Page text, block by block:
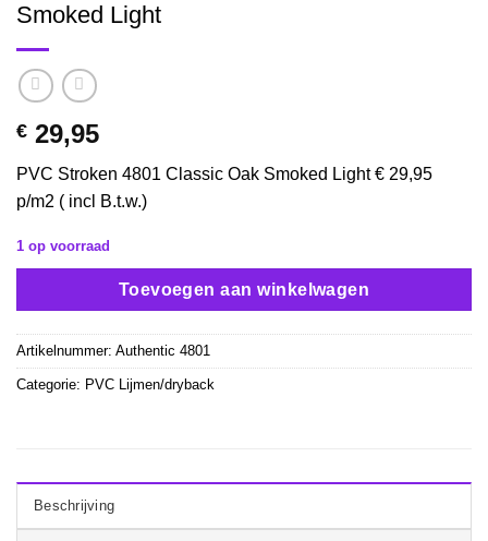
Smoked Light
€ 29,95
PVC Stroken 4801 Classic Oak Smoked Light € 29,95
p/m2 ( incl B.t.w.)
1 op voorraad
Toevoegen aan winkelwagen
Artikelnummer: Authentic 4801
Categorie: PVC Lijmen/dryback
Beschrijving